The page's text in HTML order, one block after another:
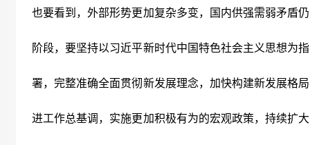
也要看到，外部形势更加复杂多变，国内供强需弱矛盾
阶段，要坚持以习近平新时代中国特色社会主义思想为
署，完整准确全面贯彻新发展理念，加快构建新发展格
进工作总基调，实施更加积极有为的宏观政策，持续扩